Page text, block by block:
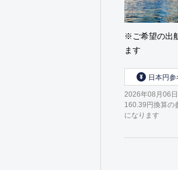
※ご希望の出
ます
日本円
2026年08月06
160.39円換算の
になります